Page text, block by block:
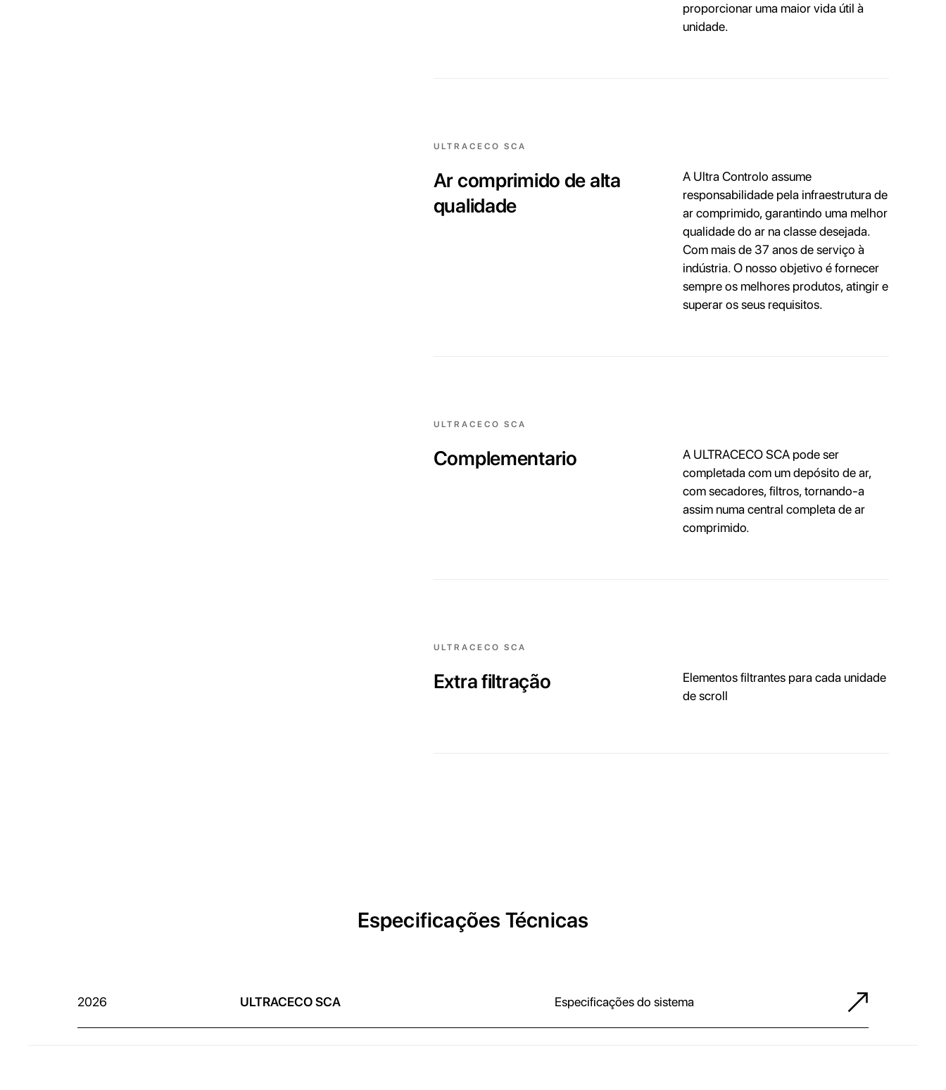
proporcionar uma maior vida útil à
unidade.
ULTRACECO SCA
Ar comprimido de alta
qualidade
A Ultra Controlo assume
responsabilidade pela infraestrutura de
ar comprimido, garantindo uma melhor
qualidade do ar na classe desejada.
Com mais de 37 anos de serviço à
indústria. O nosso objetivo é fornecer
sempre os melhores produtos, atingir e
superar os seus requisitos.
ULTRACECO SCA
Complementario
A ULTRACECO SCA pode ser
completada com um depósito de ar,
com secadores, filtros, tornando-a
assim numa central completa de ar
comprimido.
ULTRACECO SCA
Extra filtração
Elementos filtrantes para cada unidade
de scroll
Especificações Técnicas
2026 ULTRACECO SCA Especificações do sistema